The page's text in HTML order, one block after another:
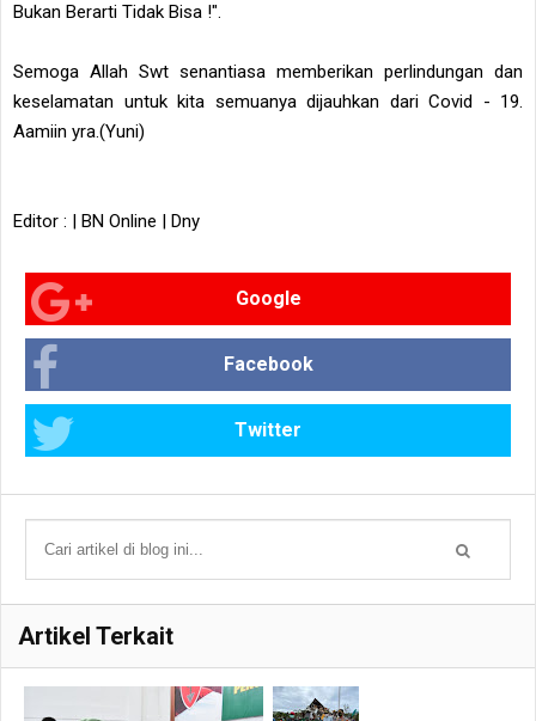
Bukan Berarti Tidak Bisa !".
Semoga Allah Swt senantiasa memberikan perlindungan dan
keselamatan untuk kita semuanya dijauhkan dari Covid - 19.
Aamiin yra.(Yuni)
Editor : | BN Online | Dny
Google
Facebook
Twitter
Artikel Terkait